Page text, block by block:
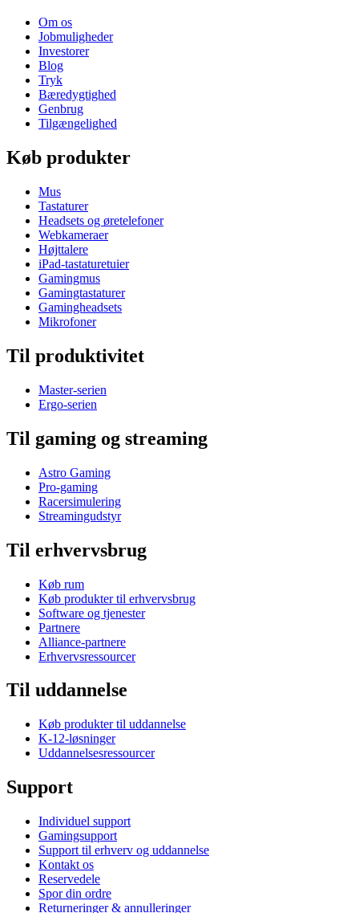
Om os
Jobmuligheder
Investorer
Blog
Tryk
Bæredygtighed
Genbrug
Tilgængelighed
Køb produkter
Mus
Tastaturer
Headsets og øretelefoner
Webkameraer
Højttalere
iPad-tastaturetuier
Gamingmus
Gamingtastaturer
Gamingheadsets
Mikrofoner
Til produktivitet
Master-serien
Ergo-serien
Til gaming og streaming
Astro Gaming
Pro-gaming
Racersimulering
Streamingudstyr
Til erhvervsbrug
Køb rum
Køb produkter til erhvervsbrug
Software og tjenester
Partnere
Alliance-partnere
Erhvervsressourcer
Til uddannelse
Køb produkter til uddannelse
K-12-løsninger
Uddannelsesressourcer
Support
Individuel support
Gamingsupport
Support til erhverv og uddannelse
Kontakt os
Reservedele
Spor din ordre
Returneringer & annulleringer